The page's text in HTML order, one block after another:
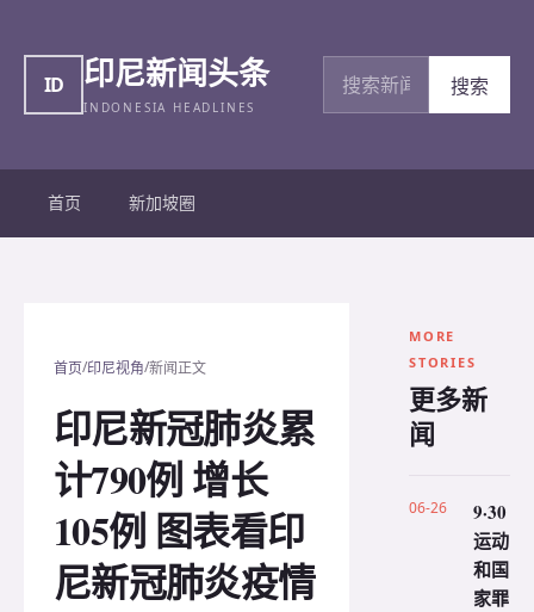
ID 印尼新闻头条
INDONESIA HEADLINES
搜索新闻
搜索
首页 新加坡圈
首页/印尼视角/新闻正文
印尼新冠肺炎累
计790例 增长
105例 图表看印
尼新冠肺炎疫情
MORE
STORIES
更多新
闻
06-26
9·30
运动
和国
家罪